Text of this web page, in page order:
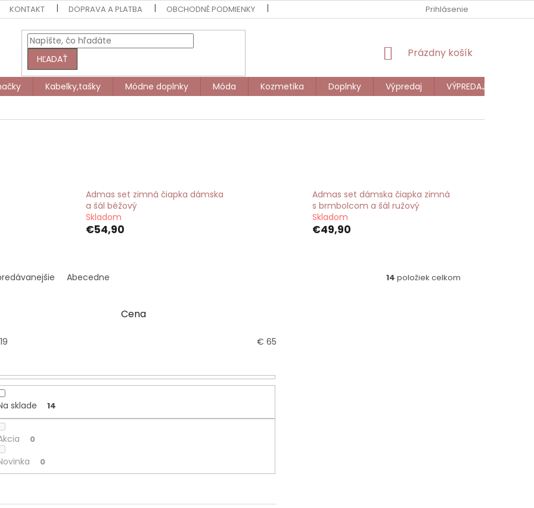
KONTAKT DOPRAVA A PLATBA OBCHODNÉ PODMIENKY DARČEKOVÁ POUKÁŽKA VEĽKOOBCHOD
Prihlásenie
HĽADAŤ
NÁKUPNÝ
Prázdny košík
Kabelky,tašky Módne doplnky Móda Kozmetika Doplnky Výpredaj VÝPREDAJ DETI
Admas set zimná čiapka dámska
a šál béžový
Skladom
€54,90
Admas set dámska čiapka zimná
s brmbolcom a šál ružový
Skladom
€49,90
Abecedne 14 položiek celkom
Cena
19 € 65
sklade 14
0
0